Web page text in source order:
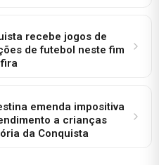
recebe jogos de
de futebol neste fim
emenda impositiva
a crianças
da Conquista